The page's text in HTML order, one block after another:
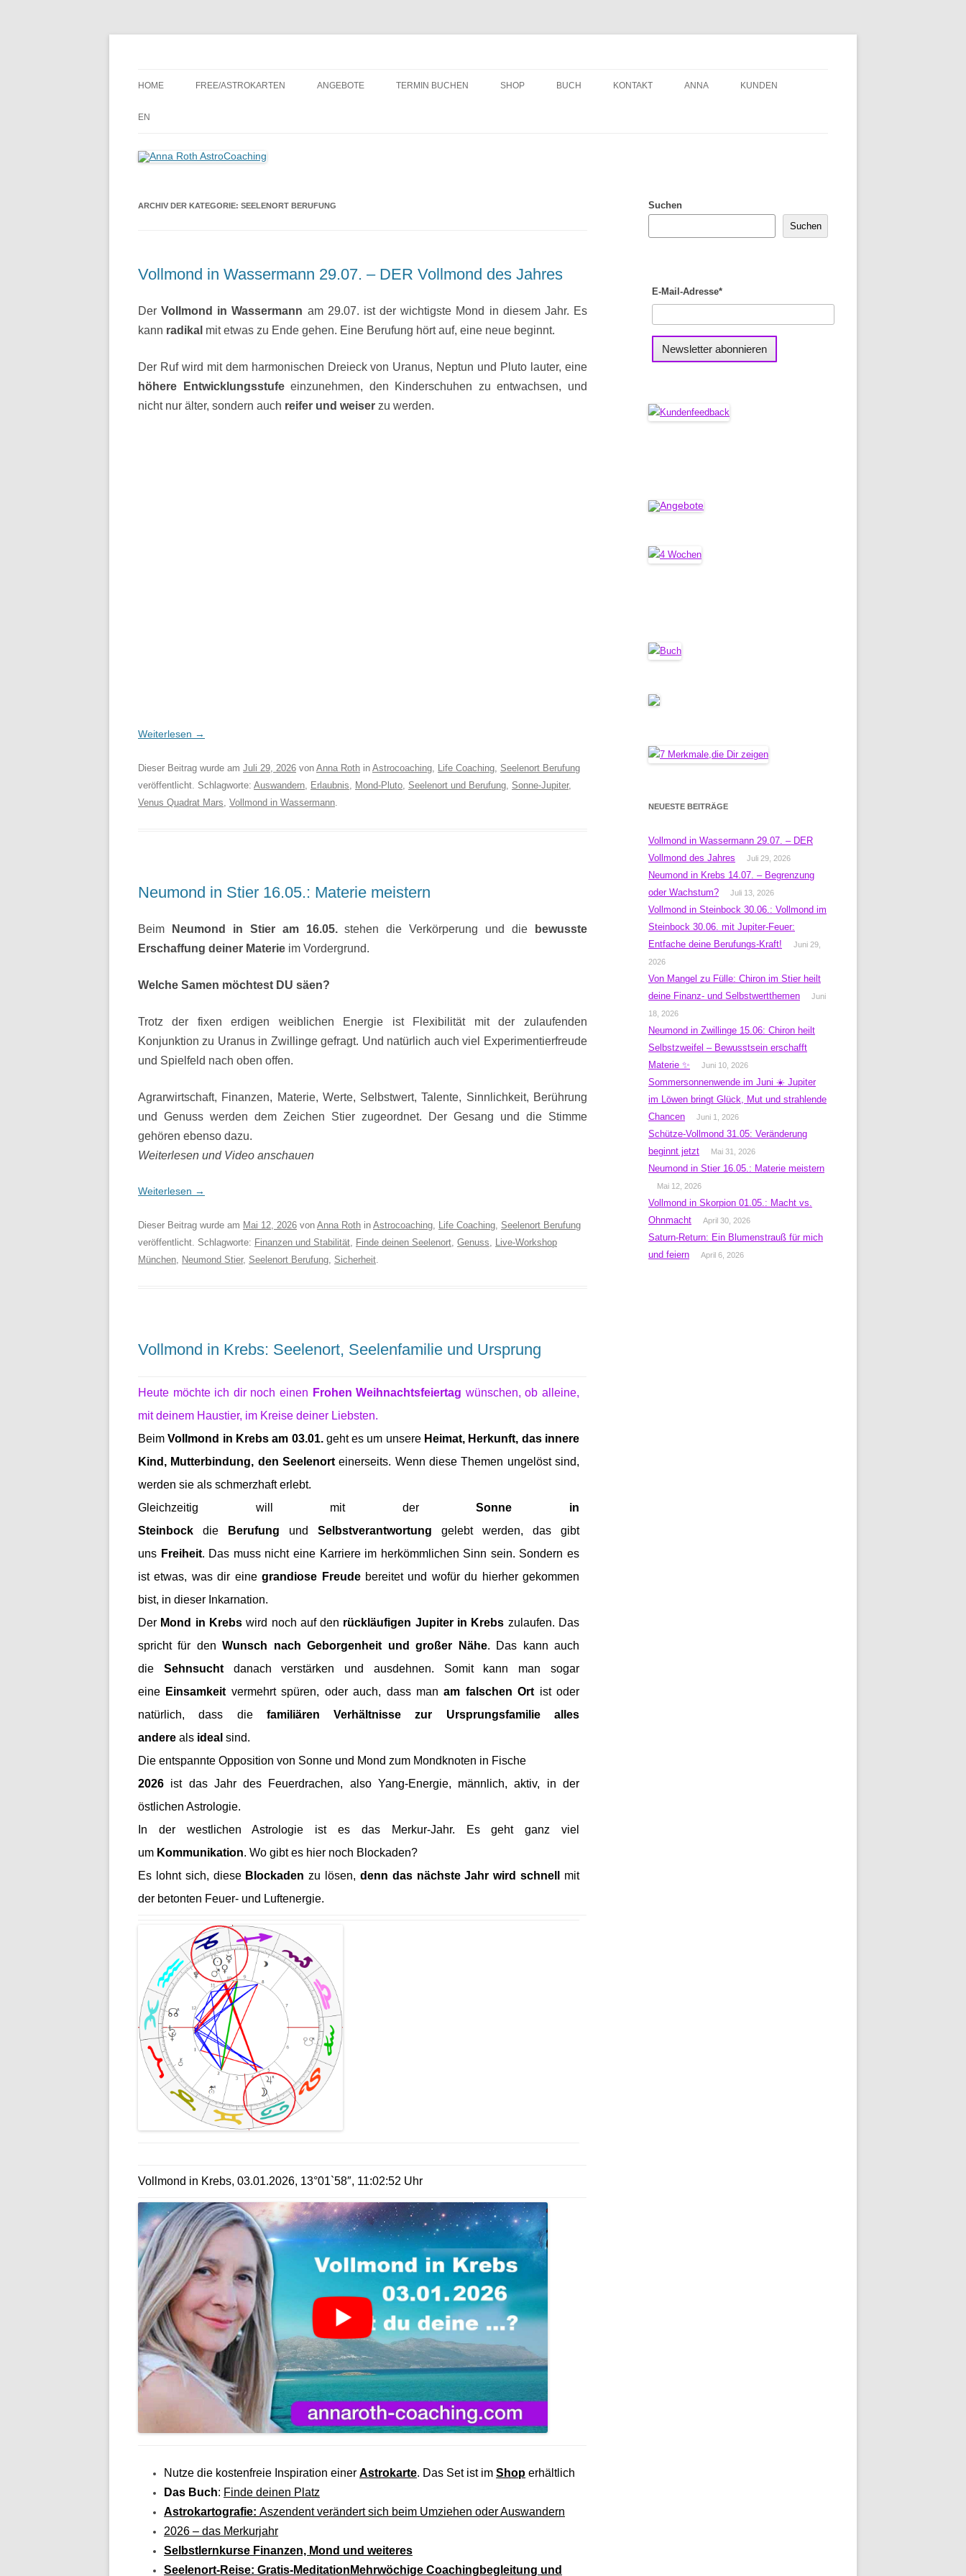
Inhalt
HOME FREE/ASTROKARTEN ANGEBOTE TERMIN BUCHEN SHOP BUCH KONTAKT ANNA KUNDEN
EN
ARCHIV DER KATEGORIE: SEELENORT BERUFUNG
Vollmond in Wassermann 29.07. – DER Vollmond des Jahres
DerVollmond in Wassermann am 29.07. ist der wichtigste Mond in diesem Jahr. Es
kann radikal mit etwas zu Ende gehen. Eine Berufung hört auf, eine neue beginnt.
Der Ruf wird mit dem harmonischen Dreieck von Uranus, Neptun und Pluto lauter, eine
höhere Entwicklungsstufeeinzunehmen, den Kinderschuhen zu entwachsen, und
nicht nur älter, sondern auch reifer und weiser zu werden.
Weiterlesen →
Dieser Beitrag wurde am Juli 29, 2026 von Anna Roth in Astrocoaching, Life Coaching, Seelenort Berufung
veröffentlicht. Schlagworte: Auswandern, Erlaubnis, Mond-Pluto, Seelenort und Berufung, Sonne-Jupiter,
Venus Quadrat Mars, Vollmond in Wassermann.
Neumond in Stier 16.05.: Materie meistern
Beim Neumond in Stier am 16.05.stehen die Verkörperung und die
bewusste
Erschaffung deiner Materie im Vordergrund.
Welche Samen möchtest DU säen?
Trotz der fixen erdigen weiblichen Energie ist Flexibilität mit der zulaufenden
Konjunktion zu Uranus in Zwillinge gefragt. Und natürlich auch viel Experimentierfreude
und Spielfeld nach oben offen.
Agrarwirtschaft, Finanzen, Materie, Werte, Selbstwert, Talente, Sinnlichkeit, Berührung
und Genuss werden dem Zeichen Stier zugeordnet. Der Gesang und die Stimme
gehören ebenso dazu.
Weiterlesen und Video anschauen
Weiterlesen →
Dieser Beitrag wurde am Mai 12, 2026 von Anna Roth in Astrocoaching, Life Coaching, Seelenort Berufung
veröffentlicht. Schlagworte: Finanzen und Stabilität, Finde deinen Seelenort, Genuss, Live-Workshop
München, Neumond Stier, Seelenort Berufung, Sicherheit.
Vollmond in Krebs: Seelenort, Seelenfamilie und Ursprung
Heute möchte ich dir noch einen Frohen Weihnachtsfeiertag wünschen, ob alleine,
mit deinem Haustier, im Kreise deiner Liebsten.
BeimVollmond in Krebs am 03.01.geht es um unsere Heimat, Herkunft, das innere
Kind, Mutterbindung, den Seelenort einerseits. Wenn diese Themen ungelöst sind,
werden sie als schmerzhaft erlebt.
Gleichzeitig will mit derSonne in
Steinbock die Berufung und Selbstverantwortung gelebt werden, das gibt
uns Freiheit. Das muss nicht eine Karriere im herkömmlichen Sinn sein. Sondern es
ist etwas, was dir einegrandiose Freudebereitet und wofür du hierher gekommen
bist, in dieser Inkarnation.
Der Mond in Krebswird noch auf den rückläufigen Jupiter in Krebs zulaufen. Das
spricht für denWunsch nach Geborgenheit und großer Nähe. Das kann auch
die Sehnsuchtdanach verstärken und ausdehnen. Somit kann man sogar
eine Einsamkeit vermehrt spüren, oder auch, dass manam falschen Ort ist oder
natürlich, dass die familiären Verhältnisse zur Ursprungsfamilie
alles
andere als ideal sind.
Die entspannte Opposition von Sonne und Mond zum Mondknoten in Fische
2026 ist das Jahr des Feuerdrachen, also Yang-Energie, männlich, aktiv, in der
östlichen Astrologie.
In der westlichen Astrologie ist es das Merkur-Jahr. Es geht ganz viel
um Kommunikation. Wo gibt es hier noch Blockaden?
Es lohnt sich, diese Blockaden zu lösen, denn das nächste Jahr wird schnell
mit
der betonten Feuer- und Luftenergie.
Vollmond in Krebs, 03.01.2026, 13°01`58″, 11:02:52 Uhr
Nutze die kostenfreie Inspiration einer Astrokarte. Das Set ist im Shop erhältlich
Das Buch: Finde deinen Platz
Astrokartografie: Aszendent verändert sich beim Umziehen oder Auswandern
2026 – das Merkurjahr
Selbstlernkurse Finanzen, Mond und weiteres
Seelenort-Reise: Gratis-Meditation Mehrwöchige Coachingbegleitung und
Suchen
Suchen
E-Mail-Adresse*
NEUESTE BEITRÄGE
Vollmond in Wassermann 29.07. – DER
Vollmond des Jahres
Juli 29, 2026
Neumond in Krebs 14.07. – Begrenzung
oder Wachstum?
Juli 13, 2026
Vollmond in Steinbock 30.06.: Vollmond im
Steinbock 30.06. mit Jupiter-Feuer:
Entfache deine Berufungs-Kraft!
Juni 29,
2026
Von Mangel zu Fülle: Chiron im Stier heilt
deine Finanz- und Selbstwertthemen
Juni
18, 2026
Neumond in Zwillinge 15.06: Chiron heilt
Selbstzweifel – Bewusstsein erschafft
Materie ✨
Juni 10, 2026
Sommersonnenwende im Juni ☀️ Jupiter
im Löwen bringt Glück, Mut und strahlende
Chancen
Juni 1, 2026
Schütze-Vollmond 31.05: Veränderung
beginnt jetzt
Mai 31, 2026
Neumond in Stier 16.05.: Materie meistern
Mai 12, 2026
Vollmond in Skorpion 01.05.: Macht vs.
Ohnmacht
April 30, 2026
Saturn-Return: Ein Blumenstrauß für mich
und feiern
April 6, 2026